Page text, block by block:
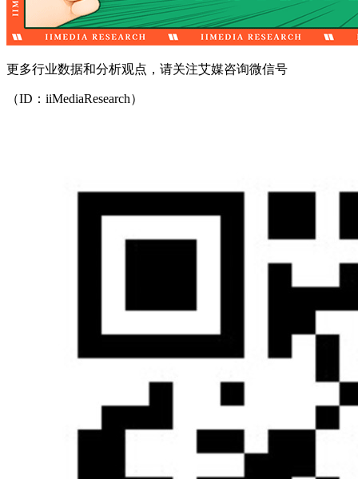
更多行业数据和分析观点，请关注艾媒咨询微信号
（ID：iiMediaResearch）